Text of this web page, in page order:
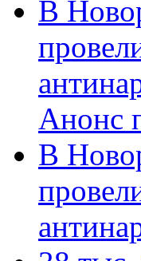
В
Анонс
В